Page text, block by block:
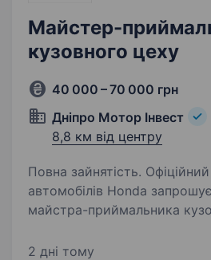
Майстер-
кузовного цеху
40 000 – 70 000 грн
Дніпро Мотор Інвест
8,8 км від центру
Повна зайнятість. Офіційний дилер
автомобілів Honda
майстра-приймальника
знання будови автомобіля та
2 дні тому